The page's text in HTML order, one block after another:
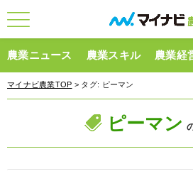
農業ニュース 農業スキル 農業経
マイナビ農業TOP > タグ: ピーマン
ピーマン